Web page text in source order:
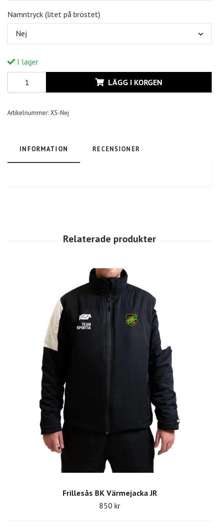
Namntryck (litet på bröstet)
Nej
I lager
LÄGG I KORGEN
Artikelnummer: XS-Nej
INFORMATION RECENSIONER
Frillesås BK Värmejacka JR
850 kr